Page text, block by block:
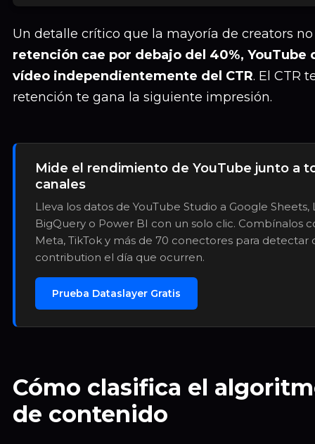
Un detalle crítico que la mayoría de creators
retención cae por debajo del 40%, YouTube
vídeo independientemente del CTR. El CTR
retención te gana la siguiente impresión.
Mide el rendimiento de YouTube junto a
canales
Lleva los datos de YouTube Studio a Google Sheets,
BigQuery o Power BI con un solo clic. Combínalos
Meta, TikTok y más de 70 conectores para detectar
contribution el día que ocurren.
Prueba Dataslayer Gratis
Cómo clasifica el
de contenido